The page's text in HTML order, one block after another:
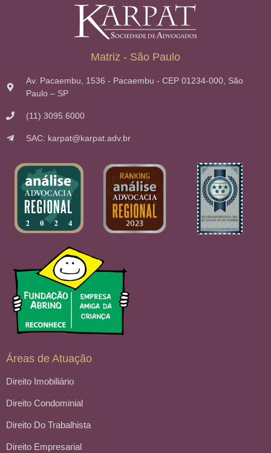
Matriz - São Paulo
Av. Pacaembu, 1536 - Pacaembu - CEP 01234-000, São
Paulo – SP
(11) 3095.6000
SAC: karpat@karpat.adv.br
Áreas de Atuação
Direito Imobiliário
Direito Condominial
Direito Do Trabalhista
Direito Empresarial